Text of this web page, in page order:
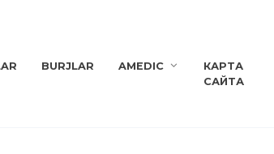
BURJLAR AMEDIC
КАРТА
САЙТА